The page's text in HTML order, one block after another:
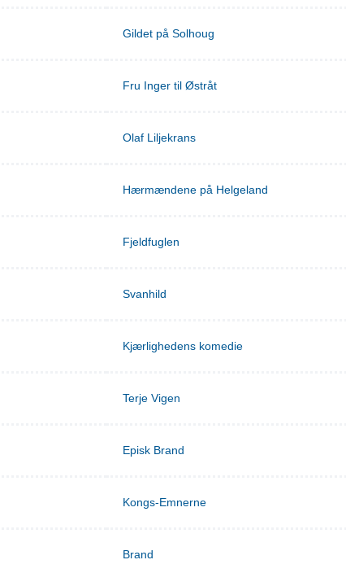
Gildet på Solhoug
Fru Inger til Østråt
Olaf Liljekrans
Hærmændene på Helgeland
Fjeldfuglen
Svanhild
Kjærlighedens komedie
Terje Vigen
Episk Brand
Kongs-Emnerne
Brand